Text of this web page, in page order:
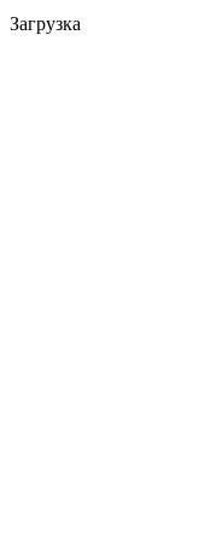
Загрузка